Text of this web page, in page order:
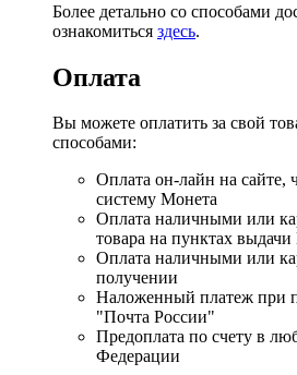
Более детально со способами
ознакомиться здесь.
Оплата
Вы можете оплатить за свой
способами:
Оплата он-лайн на сайте,
систему Монета
Оплата наличными или
товара на пунктах
Оплата наличными или
получении
Наложенный платеж при
"Почта России"
Предоплата по счету в
Федерации